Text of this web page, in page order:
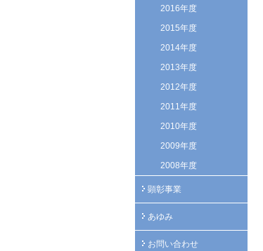
2016年度
2015年度
2014年度
2013年度
2012年度
2011年度
2010年度
2009年度
2008年度
顕彰事業
あゆみ
お問い合わせ